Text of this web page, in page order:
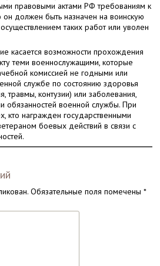
правовыми актами РФ требованиям к
должен быть назначен на воинскую
таких работ или уволен
касается возможности прохождения
теми военнослужащими, которые
комиссией не годными или
службе по состоянию здоровья
травмы, контузии) или заболевания,
обязанностей военной службы. При
кто награжден государственными
боевых действий в связи с
Обязательные поля помечены *